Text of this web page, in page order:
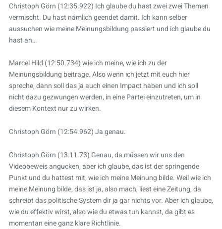
Christoph Görn (12:35.922) Ich glaube du hast zwei zwei Themen
vermischt. Du hast nämlich geendet damit. Ich kann selber
aussuchen wie meine Meinungsbildung passiert und ich glaube du
hast an…
Marcel Hild (12:50.734) wie ich meine, wie ich zu der
Meinungsbildung beitrage. Also wenn ich jetzt mit euch hier
spreche, dann soll das ja auch einen Impact haben und ich soll
nicht dazu gezwungen werden, in eine Partei einzutreten, um in
diesem Kontext nur zu wirken.
Christoph Görn (12:54.962) Ja genau.
Christoph Görn (13:11.73) Genau, da müssen wir uns den
Videobeweis angucken, aber ich glaube, das ist der springende
Punkt und du hattest mit, wie ich meine Meinung bilde. Weil wie ich
meine Meinung bilde, das ist ja, also mach, liest eine Zeitung, da
schreibt das politische System dir ja gar nichts vor. Aber ich glaube,
wie du effektiv wirst, also wie du etwas tun kannst, da gibt es
momentan eine ganz klare Richtlinie.